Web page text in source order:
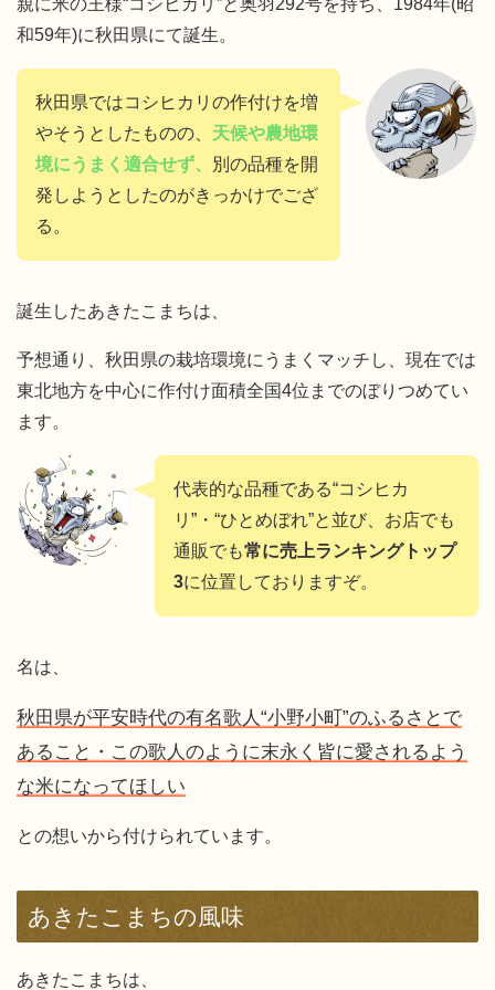
親に米の王様“コシヒカリ”と奥羽292号を持ち、1984年(昭
和59年)に秋田県にて誕生。
秋田県ではコシヒカリの作付けを増
やそうとしたものの、 天候や農地環
境にうまく適合せず、
別の品種を開
発しようとしたのがきっかけでござ
る。
誕生したあきたこまちは、
予想通り、秋田県の栽培環境にうまくマッチし、現在では
東北地方を中心に作付け面積全国4位までのぼりつめてい
ます。
代表的な品種である“コシヒカ
リ”・“ひとめぼれ”と並び、お店でも
通販でも常に売上ランキングトップ
3に位置しておりますぞ。
名は、
秋田県が平安時代の有名歌人“小野小町”のふるさとで
あること・この歌人のように末永く皆に愛されるよう
な米になってほしい
との想いから付けられています。
あきたこまちの風味
あきたこまちは、